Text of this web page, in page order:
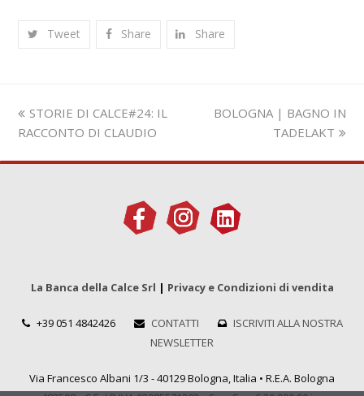
Tweet Share Share
Slide
precedente:
STORIE DI CALCE#24: IL
RACCONTO DI CLAUDIO
visualizza
BOLOGNA | BAGNO IN
TADELAKT
La Banca della Calce Srl | Privacy e Condizioni di vendita
+39 051 4842426 CONTATTI
ISCRIVITI ALLA NOSTRA
NEWSLETTER
Via Francesco Albani 1/3 - 40129 Bologna, Italia • R.E.A. Bologna